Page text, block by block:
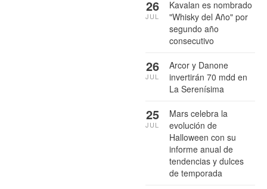
Kavalan es nombrado
"Whisky del Año" por
segundo año
consecutivo
26
JUL
Arcor y Danone
invertirán 70 mdd en
La Serenísima
26
JUL
Mars celebra la
evolución de
Halloween con su
informe anual de
tendencias y dulces
de temporada
25
JUL